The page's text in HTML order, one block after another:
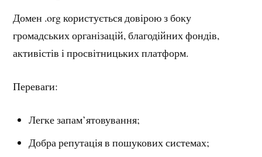
Домен .org користується довірою з боку
громадських організацій, благодійних фондів,
активістів і просвітницьких платформ.
Переваги:
Легке запам’ятовування;
Добра репутація в пошукових системах;